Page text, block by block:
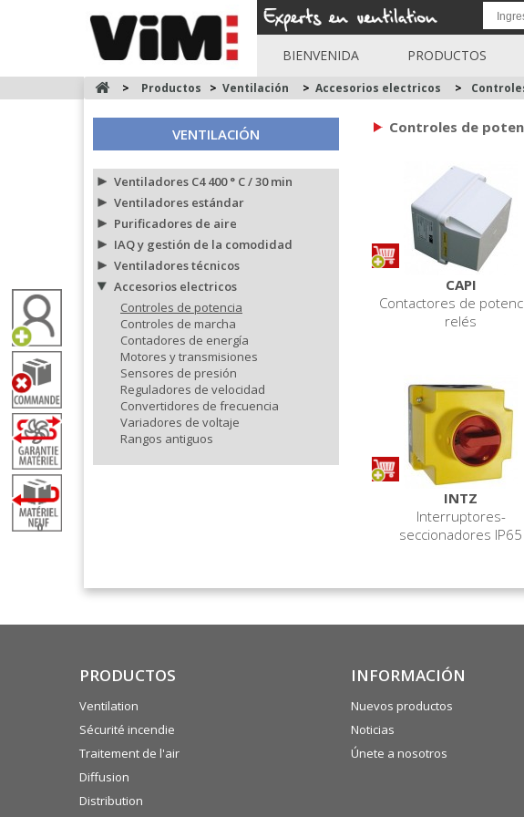
BIENVENIDA PRODUCTOS
0
> Productos > Ventilación > Accesorios electricos >
VENTILACIÓN
Ventiladores C4 400 ° C / 30 min
Ventiladores estándar
Purificadores de aire
IAQ y gestión de la comodidad
Ventiladores técnicos
Accesorios electricos
Controles de potencia
Controles de marcha
Contadores de energía
Motores y transmisiones
Sensores de presión
Reguladores de velocidad
Convertidores de frecuencia
Variadores de voltaje
Rangos antiguos
Controles de
CAPI
Contactores de
relés
INTZ
Interruptores-
seccionadores IP65
PRODUCTOS
Ventilation
Sécurité incendie
Traitement de l'air
Diffusion
Distribution
INFORMACIÓN
Nuevos productos
Noticias
Únete a nosotros